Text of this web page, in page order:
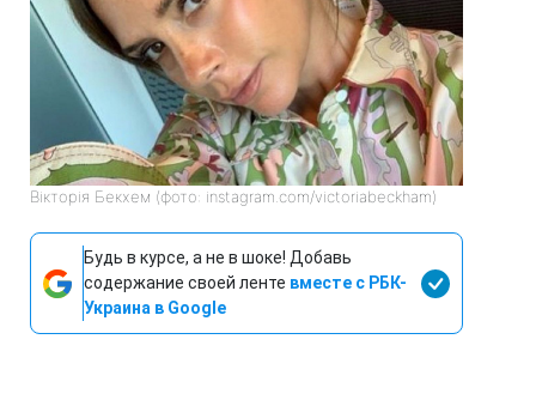
Вікторія Бекхем (фото: instagram.com/victoriabeckham)
Будь в курсе, а не в шоке! Добавь
содержание своей ленте вместе с РБК-
Украина в Google